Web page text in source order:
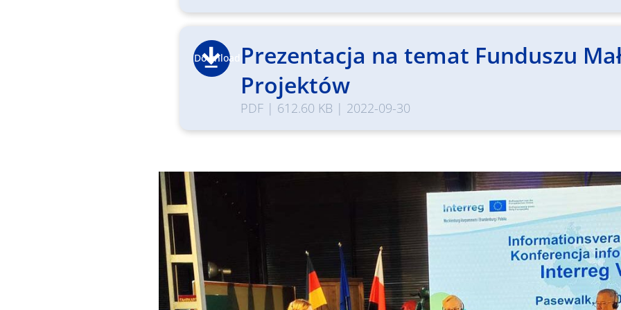
Download Prezentacja na temat Funduszu
Projektów
PDF | 612.60 KB | 2022-09-30